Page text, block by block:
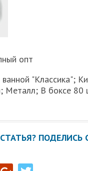
опт
"Классика";
Металл; В боксе 80
ПОДЕЛИСЬ